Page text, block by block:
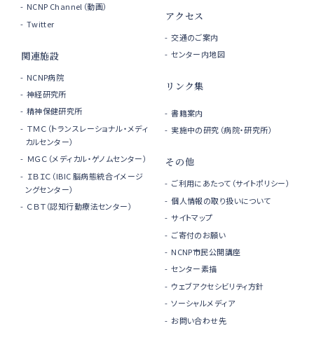
NCNP Channel（動画）
Twitter
関連施設
NCNP病院
神経研究所
精神保健研究所
ＴＭＣ（トランスレーショナル・メディ
カルセンター）
ＭＧＣ（メディカル・ゲノムセンター）
ＩＢＩＣ（IBIC 脳病態統合イメージ
ングセンター）
ＣＢＴ（認知行動療法センター）
アクセス
交通のご案内
センター内地図
リンク集
書籍案内
実施中の研究（病院・研究所）
その他
ご利用にあたって（サイトポリシー）
個人情報の取り扱いについて
サイトマップ
ご寄付のお願い
NCNP市民公開講座
センター素描
ウェブアクセシビリティ方針
ソーシャルメディア
お問い合わせ先